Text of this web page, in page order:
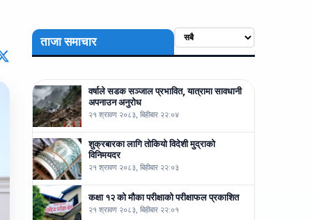
ताजा समाचार
वर्षाले सडक सञ्जाल प्रभावित, यात्रामा सावधानी
अपनाउन अनुरोध
२१ श्रावण २०८३, बिहीबार २२:०४
शुक्रबारका लागि तोकियो विदेशी मुद्राको
विनिमयदर
२१ श्रावण २०८३, बिहीबार २२:०३
कक्षा १२ को मौका परीक्षाको परीक्षाफल प्रकाशित
२१ श्रावण २०८३, बिहीबार २२:०१